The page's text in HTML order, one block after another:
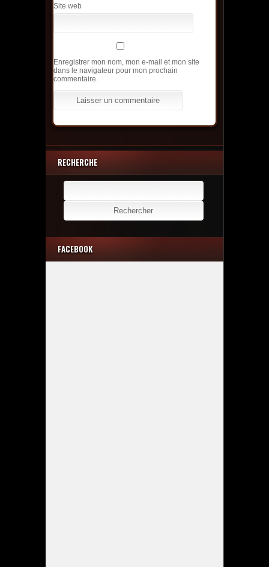
Site web
Enregistrer mon nom, mon e-mail et mon site
dans le navigateur pour mon prochain
commentaire.
RECHERCHE
Rechercher :
FACEBOOK